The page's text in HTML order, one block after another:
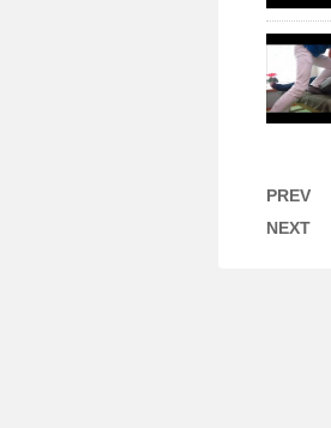
PREV
NEXT